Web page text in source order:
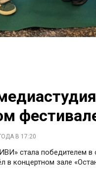
В 17:20
стала победителем
в концертном зале